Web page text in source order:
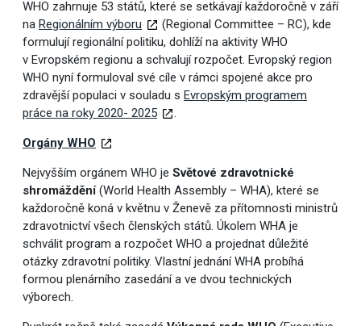
WHO zahrnuje 53 států, které se setkávají každoročně v září
na Regionálním výboru
(Regional Committee – RC), kde
formulují regionální politiku, dohlíží na aktivity WHO
v Evropském regionu a schvalují rozpočet. Evropský region
WHO nyní formuloval své cíle v rámci spojené akce pro
zdravější populaci v souladu s Evropským programem
práce na roky 2020- 2025
.
Orgány WHO
Nejvyšším orgánem WHO je Světové zdravotnické
shromáždění(World Health Assembly – WHA), které se
každoročně koná v květnu v Ženevě za přítomnosti ministrů
zdravotnictví všech členských států. Úkolem WHA je
schválit program a rozpočet WHO a projednat důležité
otázky zdravotní politiky. Vlastní jednání WHA probíhá
formou plenárního zasedání a ve dvou technických
výborech.